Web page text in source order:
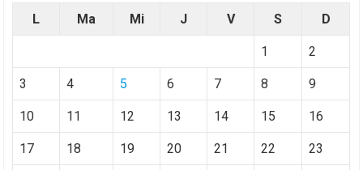
L Ma Mi J V S D
1 2
3 4 5 6 7 8 9
10 11 12 13 14 15 16
17 18 19 20 21 22 23